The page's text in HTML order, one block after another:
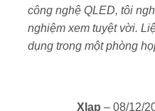
hình ảnh tràn viền trên
kim loại cao cấp mang
và độ bền lâu dài.
công nghệ QLED, tôi
nghiệm xem tuyệt vời.
dụng trong một phòng
Xlap – 08/12/